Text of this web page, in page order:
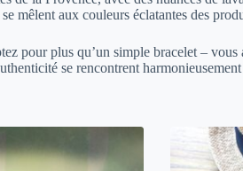
mêlent aux couleurs éclatantes des
pour plus qu’un simple bracelet –
se rencontrent